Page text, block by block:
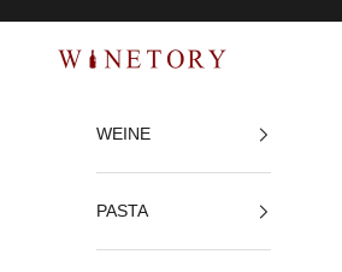
WINETORY
WEINE
PASTA